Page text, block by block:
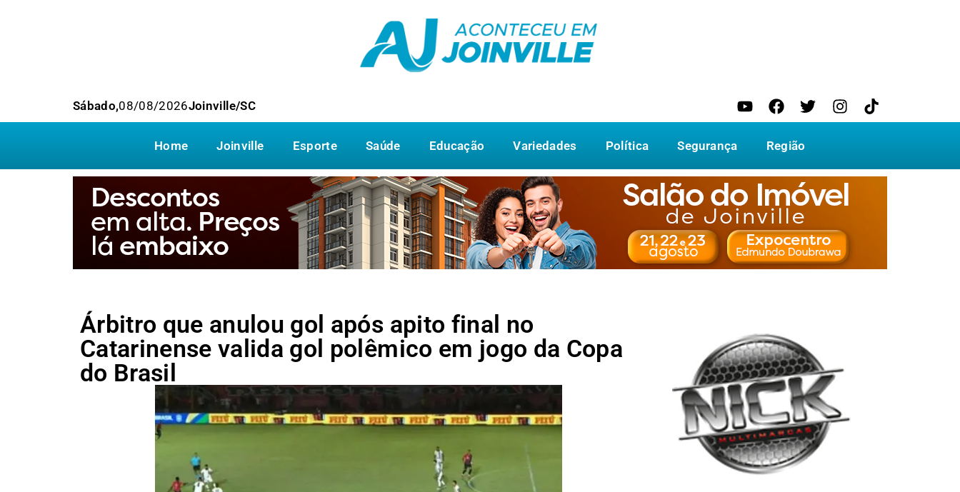
Sábado,08/08/2026Joinville/SC
Home Joinville Esporte Saúde Educação Variedades Política Segurança Região
Árbitro que anulou gol após apito final no
Catarinense valida gol polêmico em jogo da Copa
do Brasil